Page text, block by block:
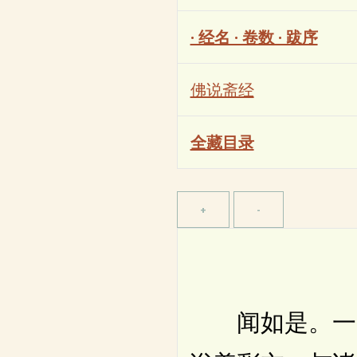
· 经名 · 卷数 · 跋序
佛说斋经
全藏目录
闻如是。一